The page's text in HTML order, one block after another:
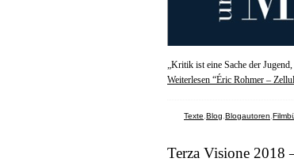
„Kritik ist eine Sache der
Weiterlesen “Éric Rohmer –
Texte Blog Blogautoren
Terza Visione